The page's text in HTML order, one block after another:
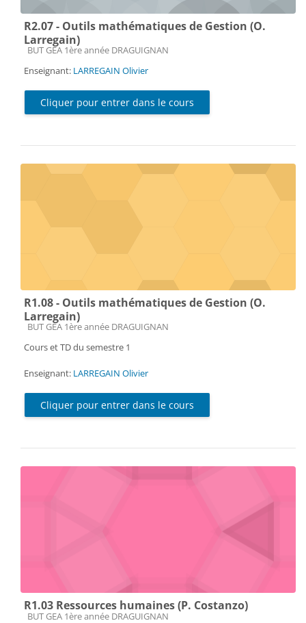
R2.07 - Outils mathématiques de Gestion (O.
Larregain)
Catégorie de cours
BUT GEA 1ère année DRAGUIGNAN
Enseignant: LARREGAIN Olivier
Cliquer pour entrer dans le cours
R1.08 - Outils mathématiques de Gestion (O.
Larregain)
Catégorie de cours
BUT GEA 1ère année DRAGUIGNAN
Cours et TD du semestre 1
Enseignant: LARREGAIN Olivier
Cliquer pour entrer dans le cours
R1.03 Ressources humaines (P. Costanzo)
Catégorie de cours
BUT GEA 1ère année DRAGUIGNAN